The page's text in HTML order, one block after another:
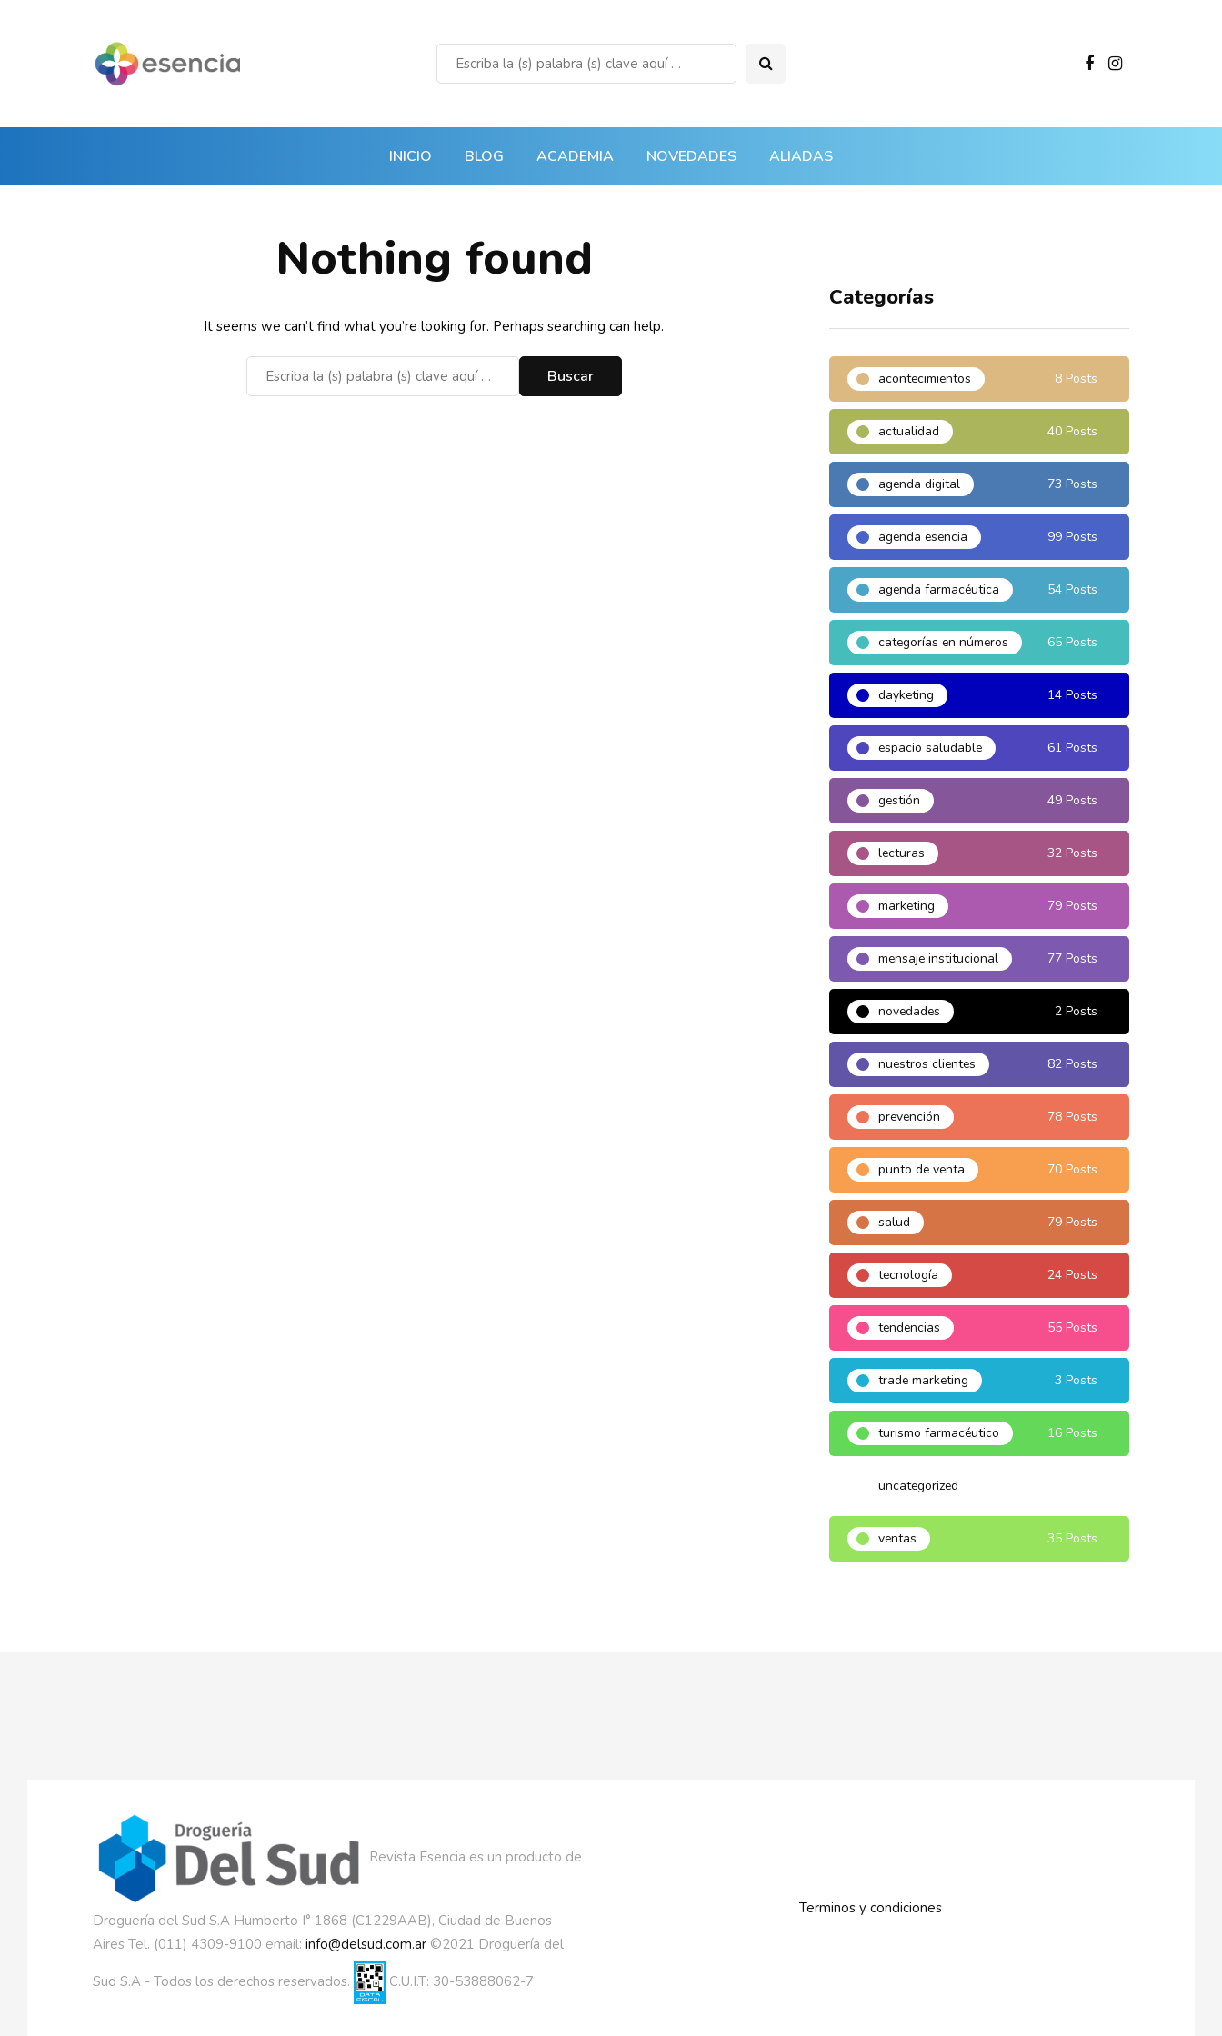
INICIO BLOG ACADEMIA NOVEDADES ALIADAS
Nothing found
It seems we can’t find what you’re looking for. Perhaps searching can help.
Categorías
acontecimientos 8 Posts
actualidad 40 Posts
agenda digital 73 Posts
agenda esencia 99 Posts
agenda farmacéutica 54 Posts
categorías en números 65 Posts
dayketing 14 Posts
espacio saludable 61 Posts
gestión 49 Posts
lecturas 32 Posts
marketing 79 Posts
mensaje institucional 77 Posts
novedades 2 Posts
nuestros clientes 82 Posts
prevención 78 Posts
punto de venta 70 Posts
salud 79 Posts
tecnología 24 Posts
tendencias 55 Posts
trade marketing 3 Posts
turismo farmacéutico 16 Posts
uncategorized
ventas 35 Posts
Revista Esencia es un producto de
Droguería del Sud S.A Humberto I° 1868 (C1229AAB), Ciudad de Buenos
Aires Tel. (011) 4309-9100 email: info@delsud.com.ar ©2021 Droguería del
Sud S.A - Todos los derechos reservados. C.U.I.T: 30-53888062-7
Terminos y condiciones